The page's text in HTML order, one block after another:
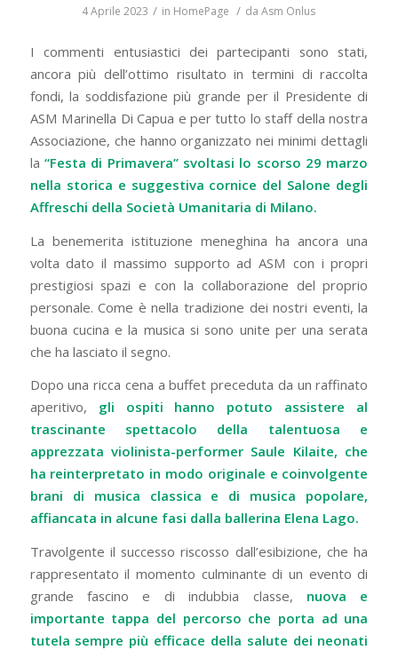
4 Aprile 2023 / in HomePage / daAsm Onlus
I commenti entusiastici dei partecipanti sono stati,
ancora più dell’ottimo risultato in termini di raccolta
fondi, la soddisfazione più grande per il Presidente di
ASM Marinella Di Capua e per tutto lo staff della nostra
Associazione, che hanno organizzato nei minimi dettagli
la “Festa di Primavera” svoltasi lo scorso 29 marzo
nella storica e suggestiva cornice del Salone degli
Affreschi della Società Umanitaria di Milano.
La benemerita istituzione meneghina ha ancora una
volta dato il massimo supporto ad ASM con i propri
prestigiosi spazi e con la collaborazione del proprio
personale. Come è nella tradizione dei nostri eventi, la
buona cucina e la musica si sono unite per una serata
che ha lasciato il segno.
Dopo una ricca cena a buffet preceduta da un raffinato
aperitivo, gli ospiti hanno potuto assistere al
trascinante spettacolo della talentuosa e
apprezzata violinista-performer Saule Kilaite, che
ha reinterpretato in modo originale e coinvolgente
brani di musica classica e di musica popolare,
affiancata in alcune fasi dalla ballerina Elena Lago.
Travolgente il successo riscosso dall’esibizione, che ha
rappresentato il momento culminante di un evento di
grande fascino e di indubbia classe, nuova e
importante tappa del percorso che porta ad una
tutela sempre più efficace della salute dei neonati